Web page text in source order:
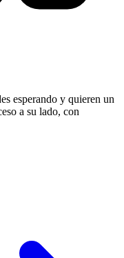
esperando y quieren un
a su lado, con